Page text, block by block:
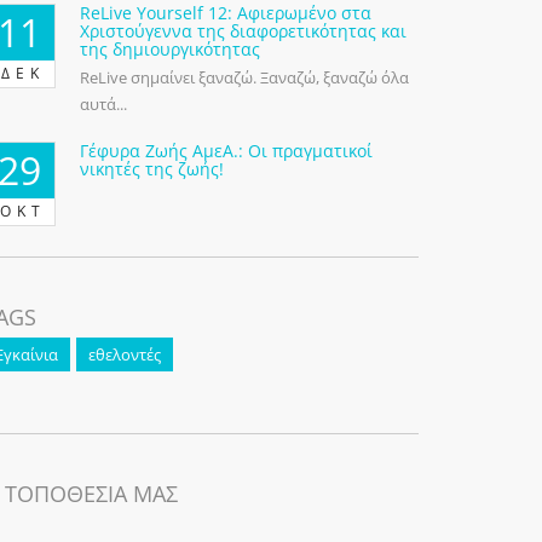
ΔΕΚ
ReLive Yourself 12: Αφιερωμένο στα
Χριστούγεννα της διαφορετικότητας και
της δημιουργικότητας
ReLive σημαίνει ξαναζώ. Ξαναζώ, ξαναζώ όλα
αυτά...
ΟΚΤ
Γέφυρα Ζωής ΑμεΑ.: Οι πραγματικοί
νικητές της ζωής!
εθελοντές
ΜΑΣ